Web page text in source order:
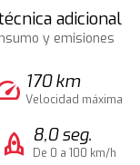
adicional
y emisiones
170 km
Velocidad máxima
rocket 8,0 seg.
De 0 a 100 km/h